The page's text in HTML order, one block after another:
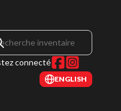
connecté
ENGLISH